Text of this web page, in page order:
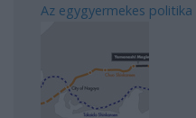
Az egygyermekes